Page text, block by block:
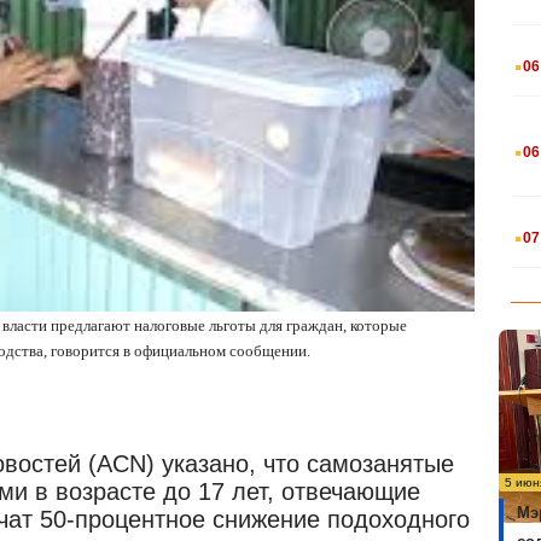
предлагают налоговые льготы для граждан, которые
говорится в официальном сообщении.
(ACN) указано, что самозанятые
в возрасте до 17 лет, отвечающие
50-процентное снижение подоходного
.
.
.
5